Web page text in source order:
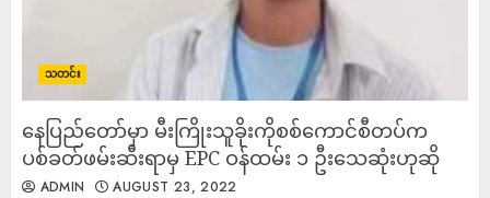
သတင်း
နေပြည်တော်မှာ မီးကြိုးသူခိုးကိုစစ်ကောင်စီတပ်က
ပစ်ခတ်ဖမ်းဆီးရာမှ EPC ဝန်ထမ်း ၁ ဦးသေဆုံးဟုဆို
ADMIN AUGUST 23, 2022